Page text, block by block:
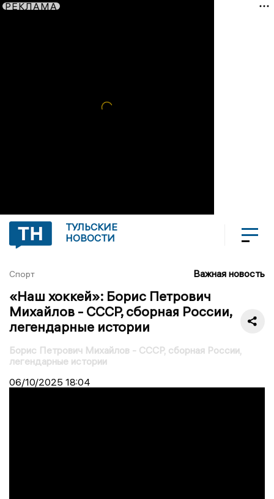
РЕКЛАМА
ТУЛЬСКИЕ
НОВОСТИ
Спорт Важная новость
«Наш хоккей»: Борис Петрович
Михайлов - СССР, сборная России,
легендарные истории
Борис Петрович Михайлов - СССР, сборная России,
легендарные истории
06/10/2025 18:04